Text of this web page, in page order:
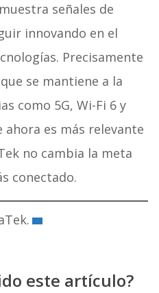
señales de
innovando en el
Precisamente
se mantiene a la
como 5G, Wi-Fi 6 y
ahora es más relevante
no cambia la meta
conectado.
este artículo?